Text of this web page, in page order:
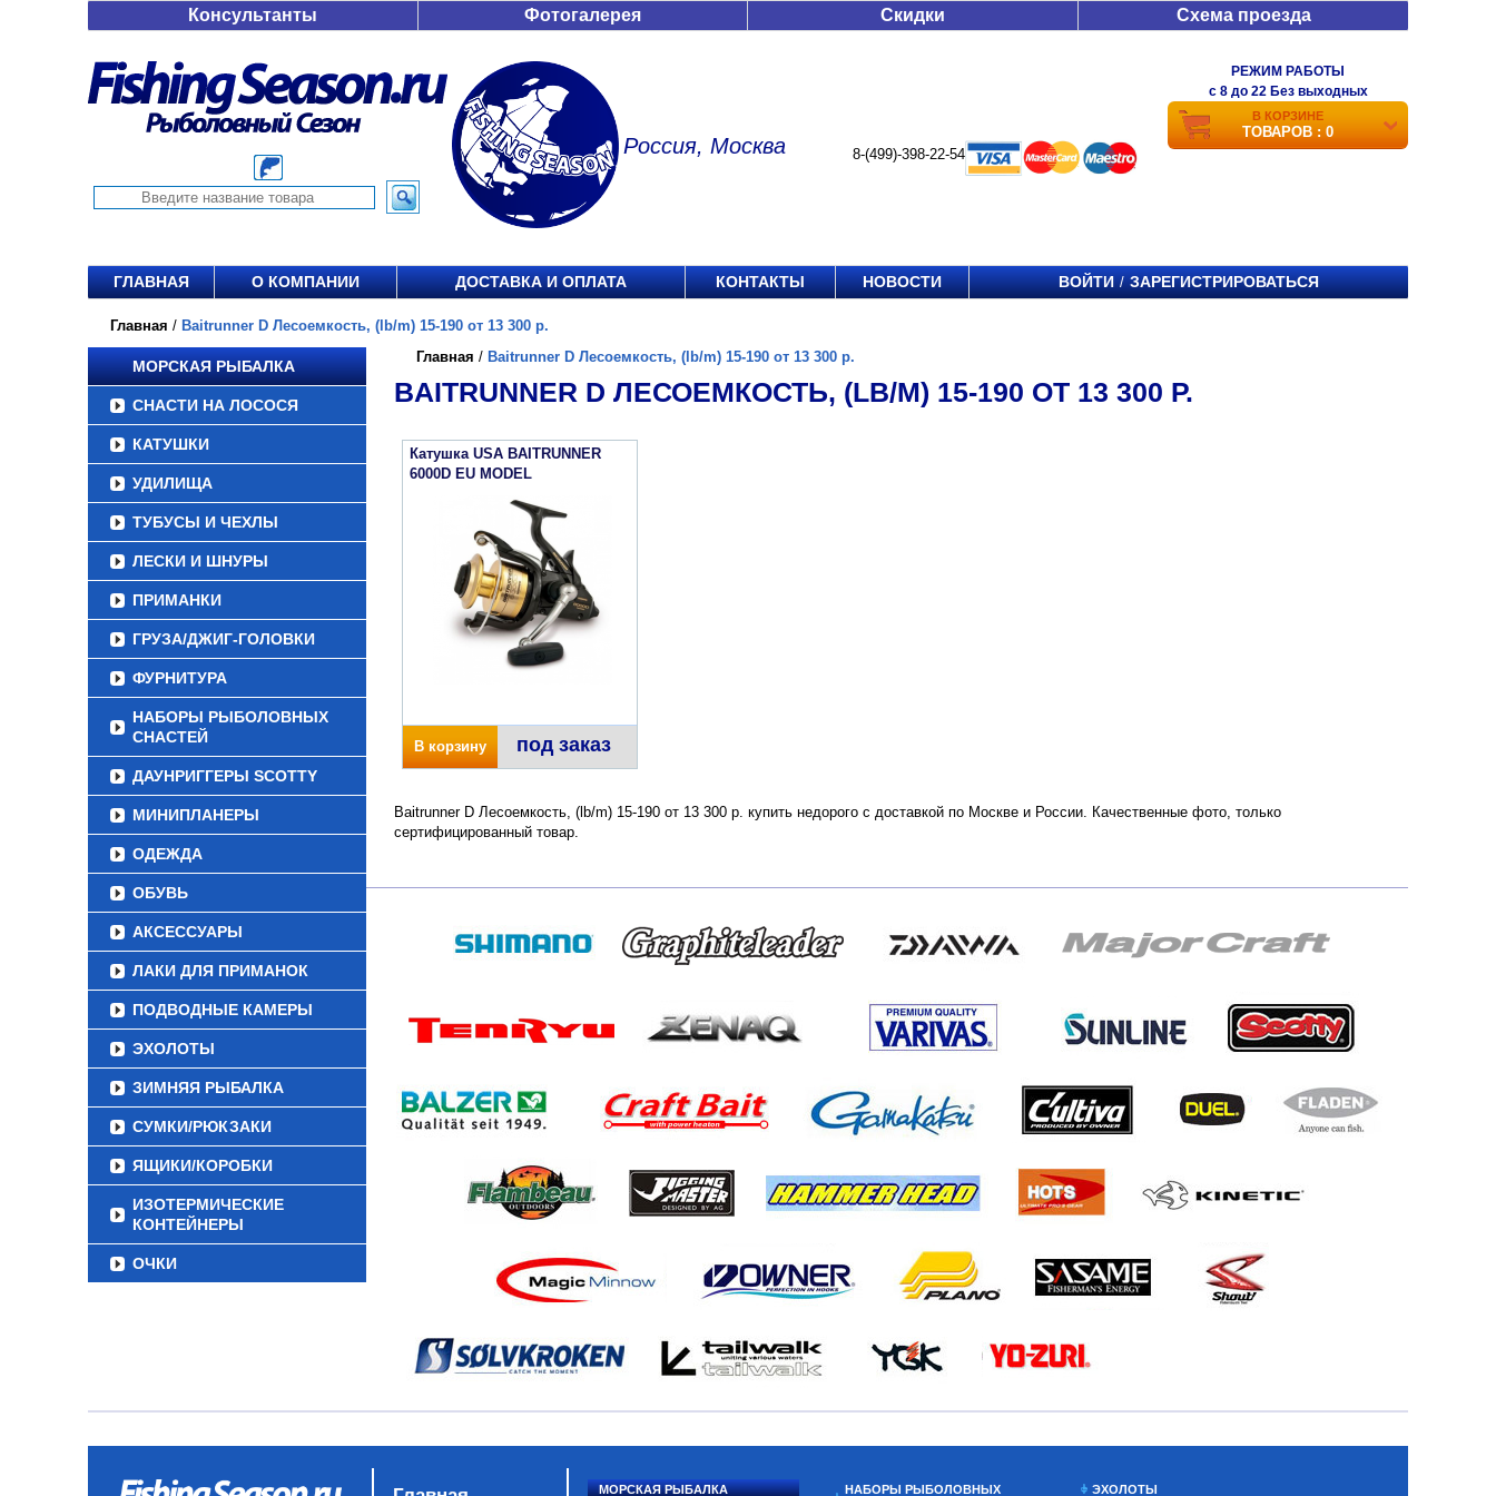
Консультанты Фотогалерея Скидки Схема проезда
Россия, Москва 8-(499)-398-22-54
РЕЖИМ РАБОТЫ
c 8 до 22 Без выходных
В КОРЗИНЕ
ТОВАРОВ : 0
ГЛАВНАЯ О КОМПАНИИ ДОСТАВКА И ОПЛАТА КОНТАКТЫ НОВОСТИ ВОЙТИ / ЗАРЕГИСТРИРОВАТЬСЯ
Главная / Baitrunner D Лесоемкость, (lb/m) 15-190 от 13 300 р.
МОРСКАЯ РЫБАЛКА
СНАСТИ НА ЛОСОСЯ
КАТУШКИ
УДИЛИЩА
ТУБУСЫ И ЧЕХЛЫ
ЛЕСКИ И ШНУРЫ
ПРИМАНКИ
ГРУЗА/ДЖИГ-ГОЛОВКИ
ФУРНИТУРА
НАБОРЫ РЫБОЛОВНЫХ
СНАСТЕЙ
ДАУНРИГГЕРЫ SCOTTY
МИНИПЛАНЕРЫ
ОДЕЖДА
ОБУВЬ
АКСЕССУАРЫ
ЛАКИ ДЛЯ ПРИМАНОК
ПОДВОДНЫЕ КАМЕРЫ
ЭХОЛОТЫ
ЗИМНЯЯ РЫБАЛКА
СУМКИ/РЮКЗАКИ
ЯЩИКИ/КОРОБКИ
ИЗОТЕРМИЧЕСКИЕ
КОНТЕЙНЕРЫ
ОЧКИ
Главная / Baitrunner D Лесоемкость, (lb/m) 15-190 от 13 300 р.
BAITRUNNER D ЛЕСОЕМКОСТЬ, (LB/M) 15-190 ОТ 13 300 Р.
Катушка USA BAITRUNNER
6000D EU MODEL
В корзину под заказ
Baitrunner D Лесоемкость, (lb/m) 15-190 от 13 300 р. купить недорого с доставкой по Москве и России. Качественные фото, только
сертифицированный товар.
МОРСКАЯ РЫБАЛКА НАБОРЫ РЫБОЛОВНЫХ ЭХОЛОТЫ